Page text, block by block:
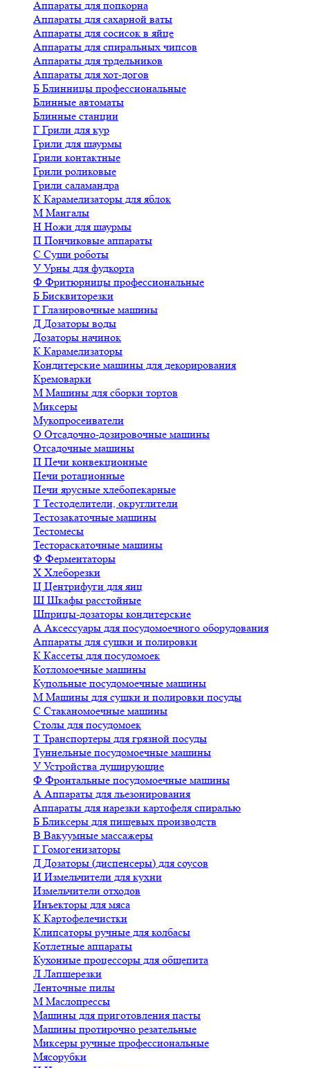
Аппараты для попкорна
Аппараты для сахарной ваты
Аппараты для сосисок в яйце
Аппараты для спиральных чипсов
Аппараты для трдельников
Аппараты для хот-догов
Б Блинницы профессиональные
Блинные автоматы
Блинные станции
Г Грили для кур
Грили для шаурмы
Грили контактные
Грили роликовые
Грили саламандра
К Карамелизаторы для яблок
М Мангалы
Н Ножи для шаурмы
П Пончиковые аппараты
С Суши роботы
У Урны для фудкорта
Ф Фритюрницы профессиональные
Б Бисквиторезки
Г Глазировочные машины
Д Дозаторы воды
Дозаторы начинок
К Карамелизаторы
Кондитерские машины для декорирования
Кремоварки
М Машины для сборки тортов
Миксеры
Мукопросеиватели
О Отсадочно-дозировочные машины
Отсадочные машины
П Печи конвекционные
Печи ротационные
Печи ярусные хлебопекарные
Т Тестоделители, округлители
Тестозакаточные машины
Тестомесы
Тестораскаточные машины
Ф Ферментаторы
Х Хлеборезки
Ц Центрифуги для яиц
Ш Шкафы расстойные
Шприцы-дозаторы кондитерские
А Аксессуары для посудомоечного оборудования
Аппараты для сушки и полировки
К Кассеты для посудомоек
Котломоечные машины
Купольные посудомоечные машины
М Машины для сушки и полировки посуды
С Стаканомоечные машины
Столы для посудомоек
Т Транспортеры для грязной посуды
Туннельные посудомоечные машины
У Устройства душирующие
Ф Фронтальные посудомоечные машины
А Аппараты для льезонирования
Аппараты для нарезки картофеля спиралью
Б Бликсеры для пищевых производств
В Вакуумные массажеры
Г Гомогенизаторы
Д Дозаторы (диспенсеры) для соусов
И Измельчители для кухни
Измельчители отходов
Инъекторы для мяса
К Картофелечистки
Клипсаторы ручные для колбасы
Котлетные аппараты
Кухонные процессоры для общепита
Л Лапшерезки
Ленточные пилы
М Маслопрессы
Машины для приготовления пасты
Машины протирочно резательные
Миксеры ручные профессиональные
Мясорубки